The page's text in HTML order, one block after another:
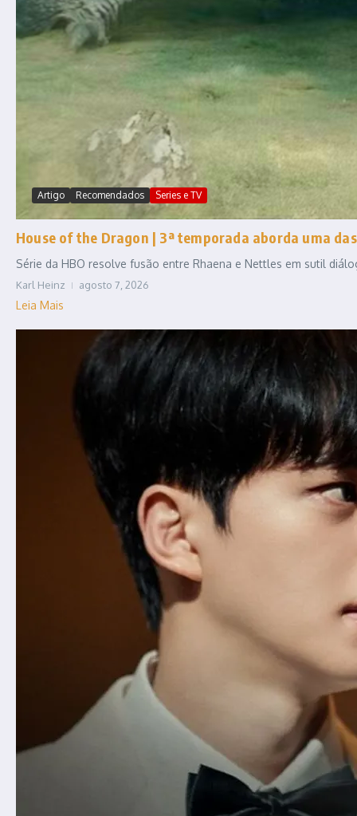
Artigo Recomendados Series e TV
House of the Dragon | 3ª temporada aborda uma
Série da HBO resolve fusão entre Rhaena e Nettles em sutil
Karl Heinz agosto 7, 2026
Leia Mais